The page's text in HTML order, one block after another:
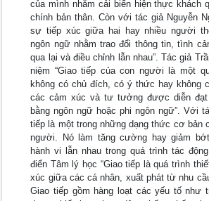
của mình nhằm cải biến hiện thực khách
chính bản thân. Còn với tác giả Nguyễn
sự tiếp xúc giữa hai hay nhiều người
ngôn ngữ nhằm trao đổi thông tin, tình
qua lại và điều chỉnh lẫn nhau”. Tác giả
niệm “Giao tiếp của con người là một
không có chủ đích, có ý thức hay không
các cảm xúc và tư tưởng được diễn đạt
bằng ngôn ngữ hoặc phi ngôn ngữ”. Với
tiếp là một trong những dạng thức cơ bản
người. Nó làm tăng cường hay giảm
hành vi lẫn nhau trong quá trình tác
điển Tâm lý học “Giao tiếp là quá trình
xúc giữa các cá nhân, xuất phát từ nhu
Giao tiếp gồm hàng loạt các yếu tố như